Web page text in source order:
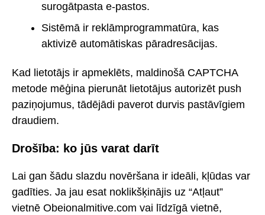
surogātpasta e-pastos.
Sistēmā ir reklāmprogrammatūra, kas
aktivizē automātiskas pāradresācijas.
Kad lietotājs ir apmeklēts, maldinošā CAPTCHA
metode mēģina pierunāt lietotājus autorizēt push
paziņojumus, tādējādi paverot durvis pastāvīgiem
draudiem.
Drošība: ko jūs varat darīt
Lai gan šādu slazdu novēršana ir ideāli, kļūdas var
gadīties. Ja jau esat noklikšķinājis uz “Atļaut”
vietnē Obeionalmitive.com vai līdzīgā vietnē,